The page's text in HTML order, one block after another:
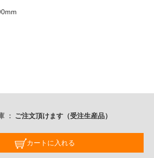
ご注文頂けます（受注生産品）
カートに入れる